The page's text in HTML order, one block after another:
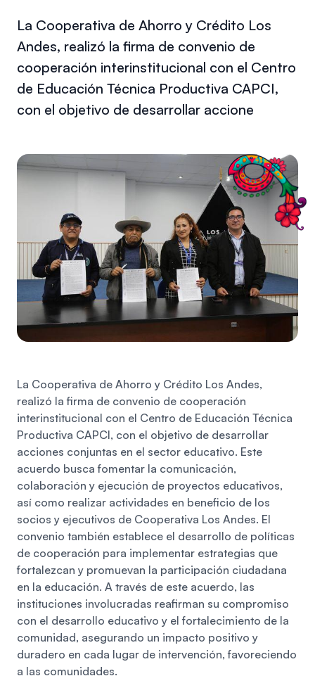
La Cooperativa de Ahorro y Crédito Los
Andes, realizó la firma de convenio de
cooperación interinstitucional con el Centro
de Educación Técnica Productiva CAPCI,
con el objetivo de desarrollar accione
La Cooperativa de Ahorro y Crédito Los Andes,
realizó la firma de convenio de cooperación
interinstitucional con el Centro de Educación Técnica
Productiva CAPCI, con el objetivo de desarrollar
acciones conjuntas en el sector educativo. Este
acuerdo busca fomentar la comunicación,
colaboración y ejecución de proyectos educativos,
así como realizar actividades en beneficio de los
socios y ejecutivos de Cooperativa Los Andes. El
convenio también establece el desarrollo de políticas
de cooperación para implementar estrategias que
fortalezcan y promuevan la participación ciudadana
en la educación. A través de este acuerdo, las
instituciones involucradas reafirman su compromiso
con el desarrollo educativo y el fortalecimiento de la
comunidad, asegurando un impacto positivo y
duradero en cada lugar de intervención, favoreciendo
a las comunidades.